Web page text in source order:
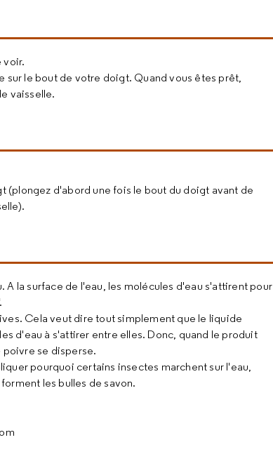
voir.
sur le bout de votre doigt. Quand vous êtes prêt,
vaisselle.
(plongez d'abord une fois le bout du doigt avant de
la surface de l'eau, les molécules d'eau s'attirent pour
Cela veut dire tout simplement que le liquide
d'eau à s'attirer entre elles. Donc, quand le produit
se disperse.
pourquoi certains insectes marchent sur l'eau,
les bulles de savon.